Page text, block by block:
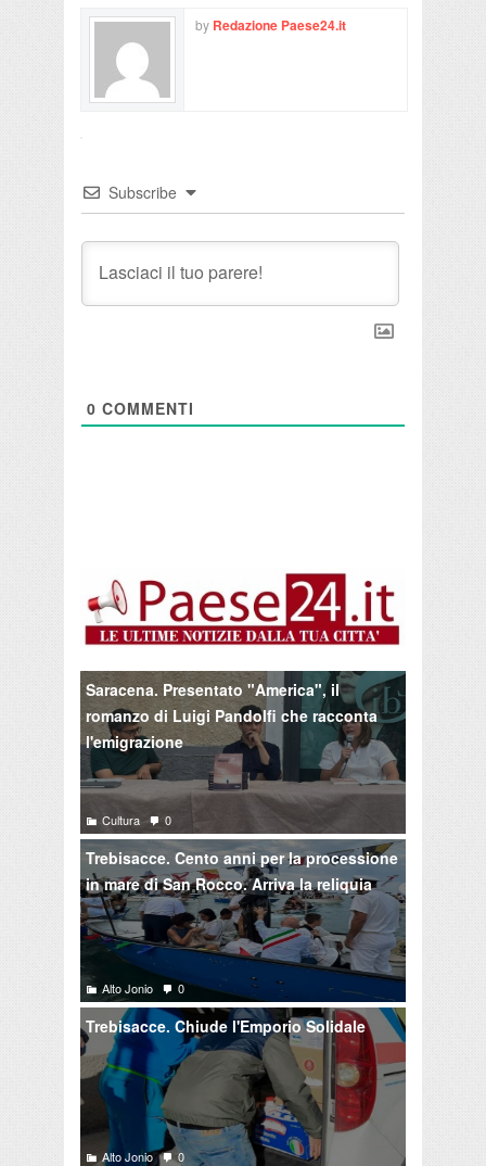
by Redazione Paese24.it
Subscribe
0 COMMENTI
Saracena. Presentato "America", il
romanzo di Luigi Pandolfi che racconta
l'emigrazione
Cultura 0
Trebisacce. Cento anni per la processione
in mare di San Rocco. Arriva la reliquia
Alto Jonio 0
Trebisacce. Chiude l'Emporio Solidale
Alto Jonio 0